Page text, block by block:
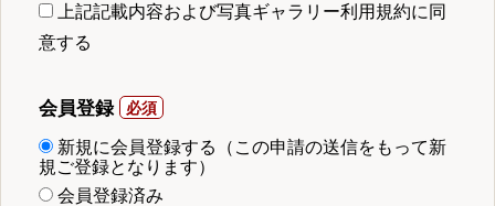
上記記載内容および写真ギャラリー利用規約に同
意する
会員登録
新規に会員登録する（この申請の送信をもって新
規ご登録となります）
会員登録済み